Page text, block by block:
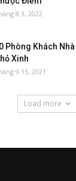
8 3, 2022
Phòng Khách
Xinh
9 15, 2021
Load more